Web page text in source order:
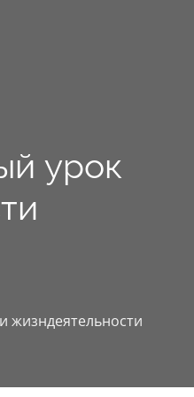
урок
жизндеятельности